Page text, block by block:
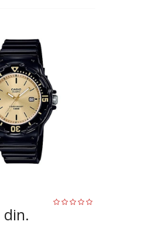
din.